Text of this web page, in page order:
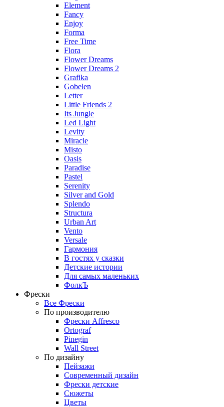
Element
Fancy
Enjoy
Forma
Free Time
Flora
Flower Dreams
Flower Dreams 2
Grafika
Gobelen
Letter
Little Friends 2
Its Jungle
Led Light
Levity
Miracle
Misto
Oasis
Paradise
Pastel
Serenity
Silver and Gold
Splendo
Structura
Urban Art
Vento
Versale
Гармония
В гостях у сказки
Детские истории
Для самых маленьких
ФолкЪ
Фрески
Все Фрески
По производителю
Фрески Affresco
Ortograf
Pinegin
Wall Street
По дизайну
Пейзажи
Современный дизайн
Фрески детские
Сюжеты
Цветы